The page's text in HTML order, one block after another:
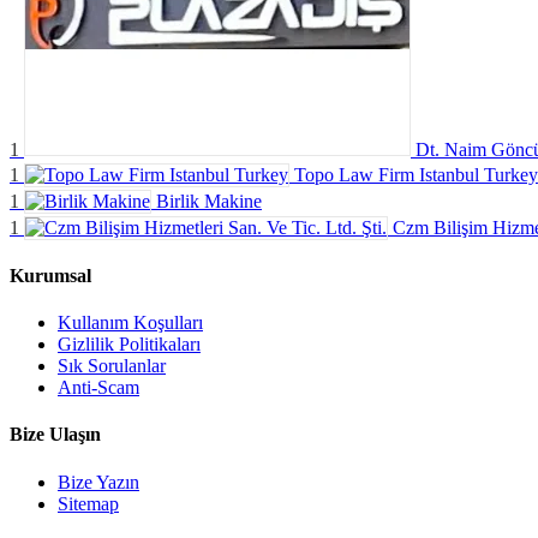
1
Dt. Naim
1
Topo Law Firm Istanbul Turkey
1
Birlik Makine
1
Czm Bilişim
Kurumsal
Kullanım Koşulları
Gizlilik Politikaları
Sık Sorulanlar
Anti-Scam
Bize Ulaşın
Bize Yazın
Sitemap